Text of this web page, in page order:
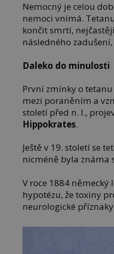
Nemocný je celou
nemoci vnímá.
končit smrtí,
následného
Daleko do minulosti
První zmínky o tetanu
mezi poraněním a
století před n. l.,
Hippokrates.
Ještě v 19. století se
nicméně byla známa
V roce 1884 německý
hypotézu, že toxiny
neurologické